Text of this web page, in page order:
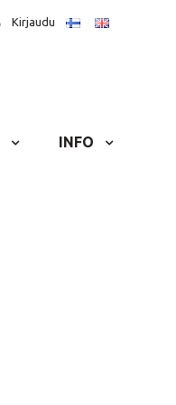
Kirjaudu
INFO